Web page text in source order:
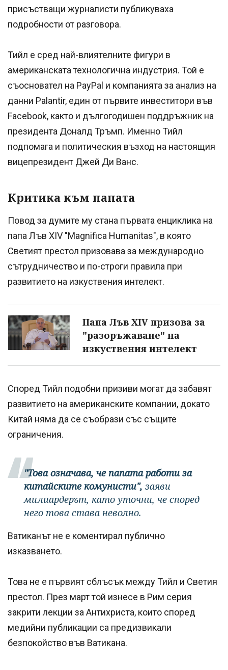
присъстващи журналисти публикуваха
подробности от разговора.
Тийл е сред най-влиятелните фигури в
американската технологична индустрия. Той е
съосновател на PayPal и компанията за анализ на
данни Palantir, един от първите инвеститори във
Facebook, както и дългогодишен поддръжник на
президента Доналд Тръмп. Именно Тийл
подпомага и политическия възход на настоящия
вицепрезидент Джей Ди Ванс.
Критика към папата
Повод за думите му стана първата енциклика на
папа Лъв XIV "Magnifica Humanitas", в която
Светият престол призовава за международно
сътрудничество и по-строги правила при
развитието на изкуствения интелект.
Папа Лъв XIV призова за
"разоръжаване" на
изкуствения интелект
Според Тийл подобни призиви могат да забавят
развитието на американските компании, докато
Китай няма да се съобрази със същите
ограничения.
"Това означава, че папата работи за
китайските комунисти", заяви
милиардерът, като уточни, че според
него това става неволно.
Ватиканът не е коментирал публично
изказването.
Това не е първият сблъсък между Тийл и Светия
престол. През март той изнесе в Рим серия
закрити лекции за Антихриста, които според
медийни публикации са предизвикали
безпокойство във Ватикана.